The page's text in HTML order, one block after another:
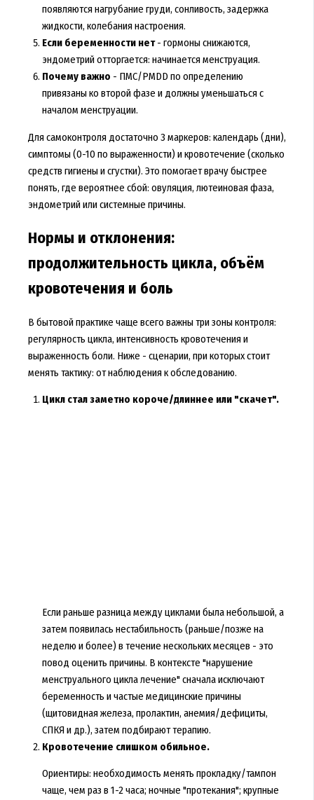
появляются нагрубание груди, сонливость, задержка
жидкости, колебания настроения.
Если беременности нет- гормоны снижаются,
эндометрий отторгается: начинается менструация.
Почему важно - ПМС/PMDD по определению
привязаны ко второй фазе и должны уменьшаться с
началом менструации.
Для самоконтроля достаточно 3 маркеров: календарь (дни),
симптомы (0-10 по выраженности) и кровотечение (сколько
средств гигиены и сгустки). Это помогает врачу быстрее
понять, где вероятнее сбой: овуляция, лютеиновая фаза,
эндометрий или системные причины.
Нормы и отклонения:
продолжительность цикла, объём
кровотечения и боль
В бытовой практике чаще всего важны три зоны контроля:
регулярность цикла, интенсивность кровотечения и
выраженность боли. Ниже - сценарии, при которых стоит
менять тактику: от наблюдения к обследованию.
Цикл стал заметно короче/длиннее или "скачет".
Если раньше разница между циклами была небольшой, а
затем появилась нестабильность (раньше/позже на
неделю и более) в течение нескольких месяцев - это
повод оценить причины. В контексте "нарушение
менструального цикла лечение" сначала исключают
беременность и частые медицинские причины
(щитовидная железа, пролактин, анемия/дефициты,
СПКЯ и др.), затем подбирают терапию.
Кровотечение слишком обильное.
Ориентиры: необходимость менять прокладку/тампон
чаще, чем раз в 1-2 часа; ночные "протекания"; крупные